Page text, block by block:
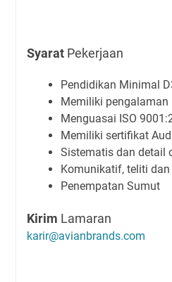
Syarat Pekerjaan
Pendidikan Minimal
Memiliki
Menguasai ISO
Memiliki sertifikat
Sistematis dan detail
Komunikatif, teliti
Penempatan Sumut
Kirim Lamaran
karir@avianbrands.com